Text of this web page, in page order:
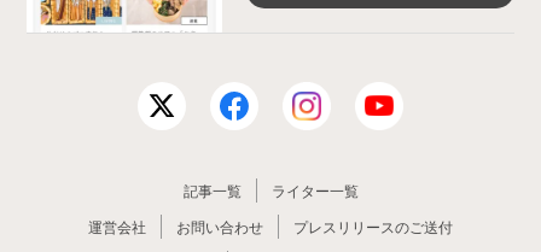
記事一覧
ライター一覧
運営会社
お問い合わせ プレスリリースのご送付